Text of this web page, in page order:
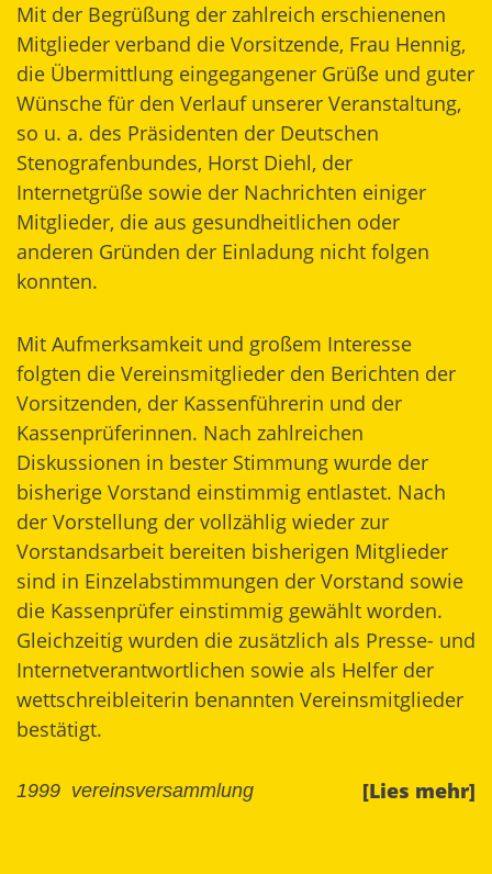
Mit der Begrüßung der zahlreich erschienenen
Mitglieder verband die Vorsitzende, Frau Hennig,
die Übermittlung eingegangener Grüße und guter
Wünsche für den Verlauf unserer Veranstaltung,
so u. a. des Präsidenten der Deutschen
Stenografenbundes, Horst Diehl, der
Internetgrüße sowie der Nachrichten einiger
Mitglieder, die aus gesundheitlichen oder
anderen Gründen der Einladung nicht folgen
konnten.
Mit Aufmerksamkeit und großem Interesse
folgten die Vereinsmitglieder den Berichten der
Vorsitzenden, der Kassenführerin und der
Kassenprüferinnen. Nach zahlreichen
Diskussionen in bester Stimmung wurde der
bisherige Vorstand einstimmig entlastet. Nach
der Vorstellung der vollzählig wieder zur
Vorstandsarbeit bereiten bisherigen Mitglieder
sind in Einzelabstimmungen der Vorstand sowie
die Kassenprüfer einstimmig gewählt worden.
Gleichzeitig wurden die zusätzlich als Presse- und
Internetverantwortlichen sowie als Helfer der
wettschreibleiterin benannten Vereinsmitglieder
bestätigt.
[Lies mehr]
1999 vereinsversammlung